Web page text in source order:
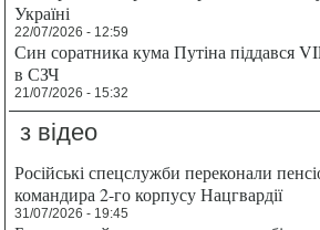
Україні
22/07/2026 - 12:59
Син соратника кума Путіна піддався
в СЗЧ
21/07/2026 - 15:32
з відео
Російські спецслужби переконали
командира 2-го корпусу Нацгвардії
31/07/2026 - 19:45